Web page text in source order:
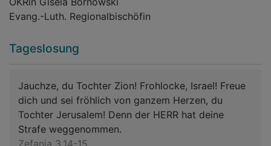
Evang.-Luth. Regionalbischöfin
Tageslosung
Jauchze, du Tochter Zion! Frohlocke, Israel! Freue
dich und sei fröhlich von ganzem Herzen, du
Tochter Jerusalem! Denn der HERR hat deine
Strafe weggenommen.
Zefanja 3,14-15